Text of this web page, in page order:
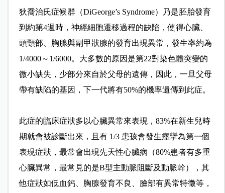
狄喬治氏症候群（DiGeorge’s Syndrome）乃是胚胎發育
到約第4週時，神經細胞遷移過程的缺陷，使得心臟、
頭頸部、胸腺與副甲狀腺的發育出現異常，發生率約為
1/4000～1/6000。大多數的原因是第22對染色體突變的
微小缺失，少部分來自於父母的遺傳，因此，一旦父母
帶有缺陷的基因，下一代將有50%的機率遺傳到此症。
此症的臨床症狀多以心臟異常來表現，83%在新生兒時
期就會被診斷出來，且有 1/3 患孩會發生痙攣為第一個
表現症狀，最常會出現先天性心臟病（80%患者有多重
心臟異常，最常見的是B型主動脈阻斷及動脈幹），其
他症狀如低血鈣、胸腺發育不良、臉部有異常特徵等，